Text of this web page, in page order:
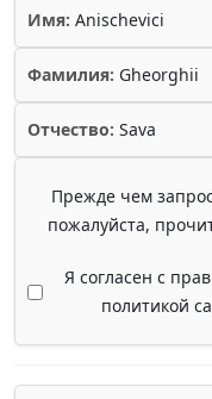
Имя: Anischevici
Фамилия: Gheorghii
Отчество: Sava
Прежде чем
пожалуйста,
Я согласен с
политикой